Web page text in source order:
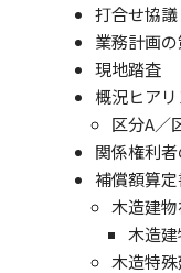
打合せ協議
業務計画
現地踏査
概況ヒア
区分A／
関係権利
補償額算
木造建
木造
木造特